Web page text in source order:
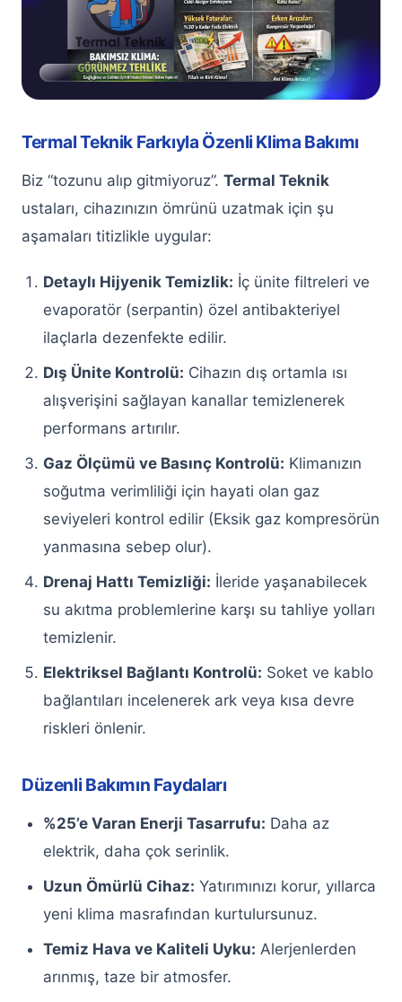
Keçiören Altus Çamaşır Makinesi
Servisi
Keçiören Beko Çamaşır Makinesi
Servisi
Keçiören Profilo Çamaşır Makinesi
Servisi
Servisi
Keçiören Siemens Çamaşır Makinesi
Servisi
Keçiören Buzdolabı Servisi
Keçiören Arçelik Buzdolabı Servisi
Keçiören Bosch Buzdolabı Servisi
Keçiören Vestel Buzdolabı Servisi
Keçiören Siemens Buzdolabı Servisi
Keçiören Samsung Buzdolabı Servisi
Keçiören Profilo Buzdolabı Servisi
Keçiören Altus Buzdolabı Servisi
Keçiören Beko Buzdolabı Servisi
Kurumsal
İletişim
Hemen Ara WhatsApp
Termal Teknik Farkıyla Özenli Klima Bakımı
Biz “tozunu alıp gitmiyoruz”. Termal Teknik
ustaları, cihazınızın ömrünü uzatmak için şu
aşamaları titizlikle uygular:
Detaylı Hijyenik Temizlik: İç ünite filtreleri ve
evaporatör (serpantin) özel antibakteriyel
ilaçlarla dezenfekte edilir.
Dış Ünite Kontrolü: Cihazın dış ortamla ısı
alışverişini sağlayan kanallar temizlenerek
performans artırılır.
Gaz Ölçümü ve Basınç Kontrolü: Klimanızın
soğutma verimliliği için hayati olan gaz
seviyeleri kontrol edilir (Eksik gaz kompresörün
yanmasına sebep olur).
Drenaj Hattı Temizliği: İleride yaşanabilecek
su akıtma problemlerine karşı su tahliye yolları
temizlenir.
Elektriksel Bağlantı Kontrolü: Soket ve kablo
bağlantıları incelenerek ark veya kısa devre
riskleri önlenir.
Düzenli Bakımın Faydaları
%25’e Varan Enerji Tasarrufu: Daha az
elektrik, daha çok serinlik.
Uzun Ömürlü Cihaz: Yatırımınızı korur, yıllarca
yeni klima masrafından kurtulursunuz.
Temiz Hava ve Kaliteli Uyku: Alerjenlerden
arınmış, taze bir atmosfer.